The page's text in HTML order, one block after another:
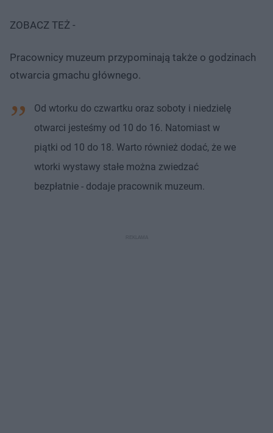
ZOBACZ TEŻ -
Pracownicy muzeum przypominają także o godzinach
otwarcia gmachu głównego.
Od wtorku do czwartku oraz soboty i niedzielę
otwarci jesteśmy od 10 do 16. Natomiast w
piątki od 10 do 18. Warto również dodać, że we
wtorki wystawy stałe można zwiedzać
bezpłatnie - dodaje pracownik muzeum.